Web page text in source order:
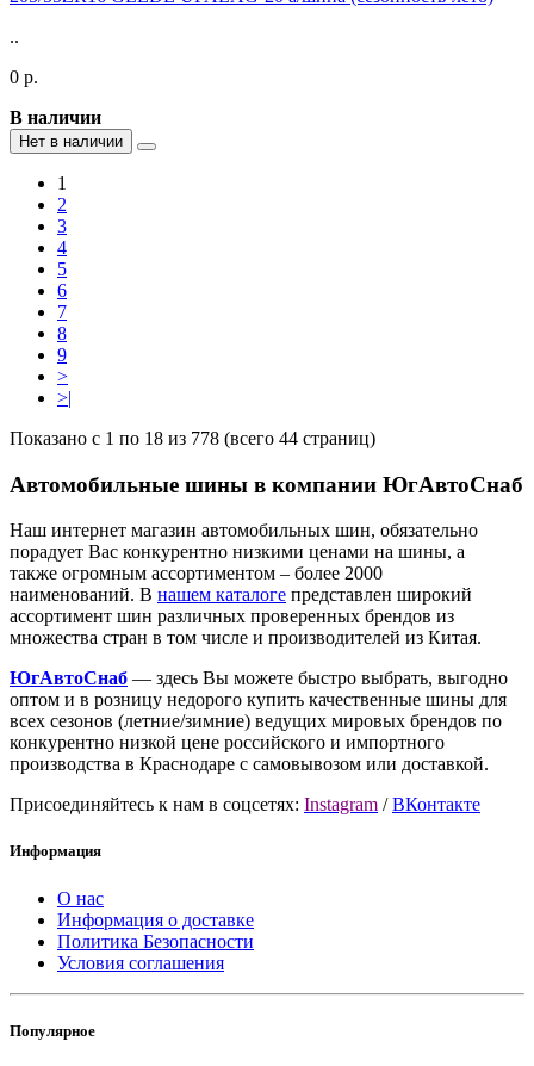
..
0 р.
В наличии
Нет в наличии
1
2
3
4
5
6
7
8
9
>
>|
Показано с 1 по 18 из 778 (всего 44 страниц)
Автомобильные шины в компании ЮгАвтоСнаб
Наш интернет магазин автомобильных шин, обязательно
порадует Вас конкурентно низкими ценами на шины, а
также огромным ассортиментом – более 2000
наименований. В нашем каталоге представлен широкий
ассортимент шин различных проверенных брендов из
множества стран в том числе и производителей из Китая.
ЮгАвтоСнаб — здесь Вы можете быстро выбрать, выгодно
оптом и в розницу недорого купить качественные шины для
всех сезонов (летние/зимние) ведущих мировых брендов по
конкурентно низкой цене российского и импортного
производства в Краснодаре с самовывозом или доставкой.
Присоединяйтесь к нам в соцсетях: Instagram /ВКонтакте
Информация
О нас
Информация о доставке
Политика Безопасности
Условия соглашения
Популярное